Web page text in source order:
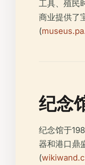
工具、殖民
商业提供了
(
纪念
纪念馆于
器和港口鼎
(